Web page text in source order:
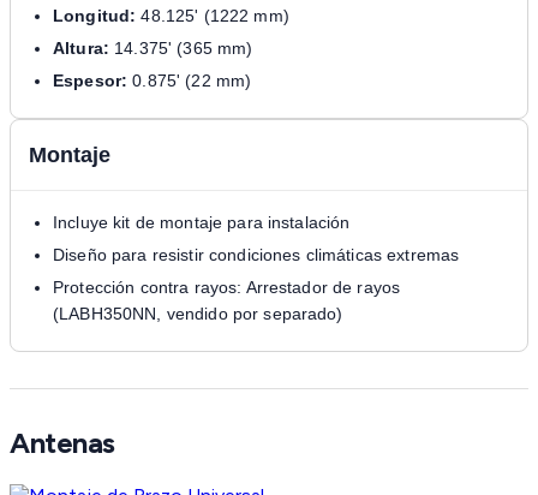
Longitud: 48.125' (1222 mm)
Altura: 14.375' (365 mm)
Espesor: 0.875' (22 mm)
Montaje
Incluye kit de montaje para instalación
Diseño para resistir condiciones climáticas extremas
Protección contra rayos: Arrestador de rayos
(LABH350NN, vendido por separado)
Antenas